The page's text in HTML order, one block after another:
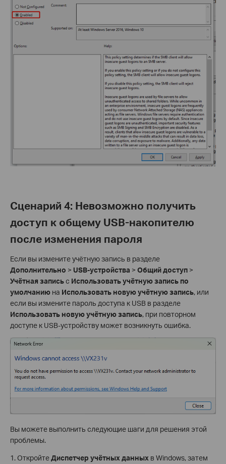
Сценарий 4: Невозможно получить
доступ к общему USB-накопителю
после изменения пароля
Если вы измените учётную запись в разделе
Дополнительно > USB-устройства > Общий доступ >
Учётная записьс Использовать учётную запись по
умолчанию на Использовать новую учётную запись, или
если вы измените пароль доступа к USB в разделе
Использовать новую учётную запись, при повторном
доступе к USB-устройству может возникнуть ошибка.
Вы можете выполнить следующие шаги для решения этой
проблемы.
1. ОткройтеДиспетчер учётных данных в Windows, затем